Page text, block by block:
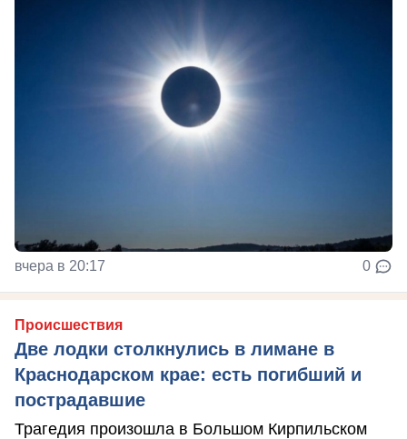
вчера в 20:17 0
Происшествия
Две лодки столкнулись в лимане в
Краснодарском крае: есть погибший и
пострадавшие
Трагедия произошла в Большом Кирпильском